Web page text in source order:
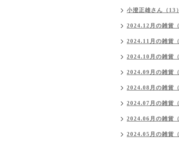
小澄正雄さん（13）
2024.12月の雑貨（
2024.11月の雑貨（
2024.10月の雑貨（
2024.09月の雑貨（
2024.08月の雑貨（
2024.07月の雑貨（
2024.06月の雑貨（
2024.05月の雑貨（